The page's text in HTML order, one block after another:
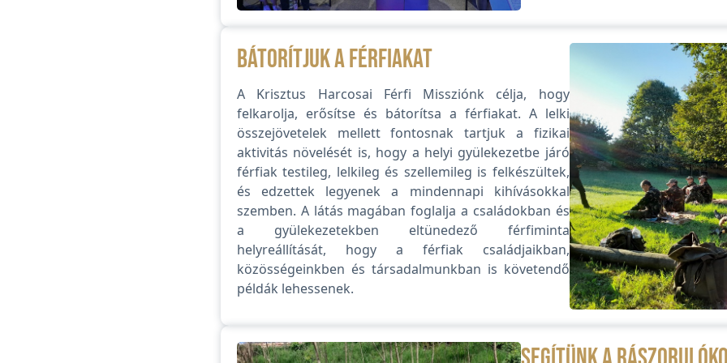
Bátorítjuk a férfiakat
A Krisztus Harcosai Férfi Missziónk célja, hogy
felkarolja, erősítse és bátorítsa a férfiakat. A lelki
összejövetelek mellett fontosnak tartjuk a fizikai
aktivitás növelését is, hogy a helyi gyülekezetbe járó
férfiak testileg, lelkileg és szellemileg is felkészültek,
és edzettek legyenek a mindennapi kihívásokkal
szemben. A látás magában foglalja a családokban és
a gyülekezetekben eltünedező férfiminta
helyreállítását, hogy a férfiak családjaikban,
közösségeinkben és társadalmunkban is követendő
példák lehessenek.